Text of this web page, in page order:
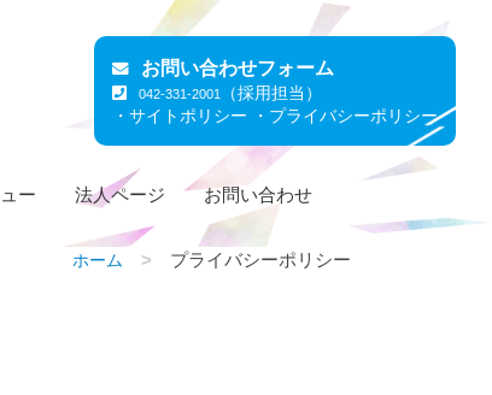
お問い合わせフォーム
042-331-2001
（採用担当）
・サイトポリシー
・プライバシーポリシー
ー 法人ページ お問い合わせ
ホーム プライバシーポリシー